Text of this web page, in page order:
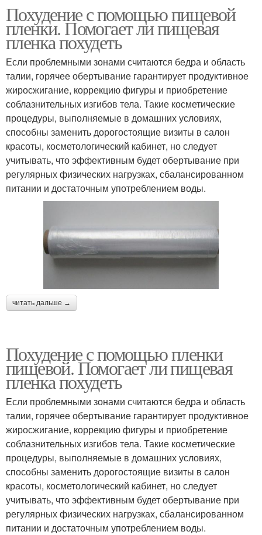
Похудение с помощью пищевой
пленки. Помогает ли пищевая
пленка похудеть
Если проблемными зонами считаются бедра и область
талии, горячее обертывание гарантирует продуктивное
жиросжигание, коррекцию фигуры и приобретение
соблазнительных изгибов тела. Такие косметические
процедуры, выполняемые в домашних условиях,
способны заменить дорогостоящие визиты в салон
красоты, косметологический кабинет, но следует
учитывать, что эффективным будет обертывание при
регулярных физических нагрузках, сбалансированном
питании и достаточным употреблением воды.
читать дальше →
Похудение с помощью пленки
пищевой. Помогает ли пищевая
пленка похудеть
Если проблемными зонами считаются бедра и область
талии, горячее обертывание гарантирует продуктивное
жиросжигание, коррекцию фигуры и приобретение
соблазнительных изгибов тела. Такие косметические
процедуры, выполняемые в домашних условиях,
способны заменить дорогостоящие визиты в салон
красоты, косметологический кабинет, но следует
учитывать, что эффективным будет обертывание при
регулярных физических нагрузках, сбалансированном
питании и достаточным употреблением воды.